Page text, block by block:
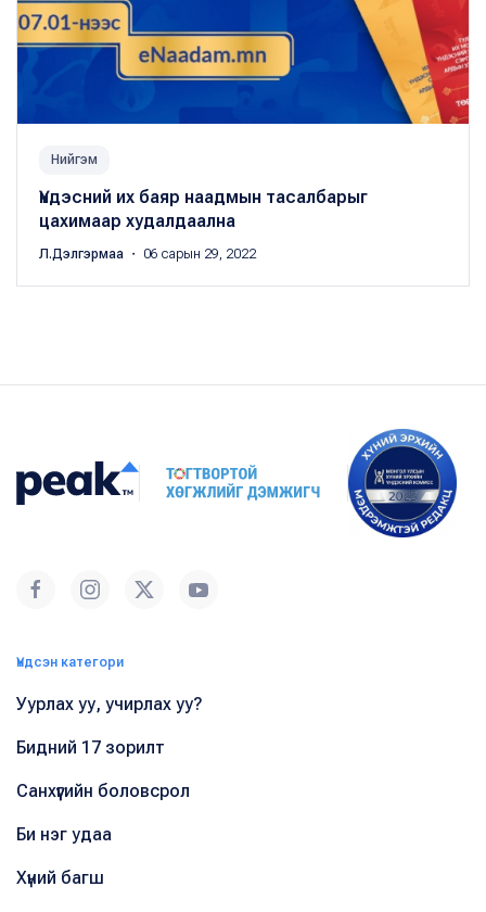
Нийгэм
Үндэсний их баяр наадмын тасалбарыг
цахимаар худалдаална
Л.Дэлгэрмаа ・ 06 сарын 29, 2022
Үндсэн категори
Уурлах уу, учирлах уу?
Бидний 17 зорилт
Санхүүгийн боловсрол
Би нэг удаа
Хүний багш